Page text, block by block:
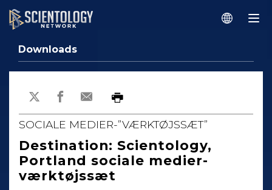
Downloads
SOCIALE MEDIER-”VÆRKTØJSSÆT”
Destination: Scientology,
Portland sociale medier-
værktøjssæt